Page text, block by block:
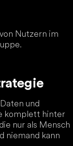
Nutzern im
und
komplett hinter
nur als Mensch
niemand kann